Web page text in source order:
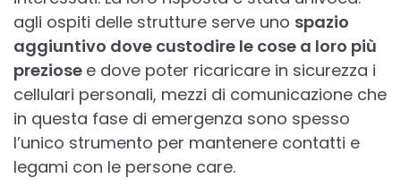
agli ospiti delle strutture serve uno spazio
aggiuntivo dove custodire le cose a loro più
preziose e dove poter ricaricare in sicurezza i
cellulari personali, mezzi di comunicazione che
in questa fase di emergenza sono spesso
l’unico strumento per mantenere contatti e
legami con le persone care.